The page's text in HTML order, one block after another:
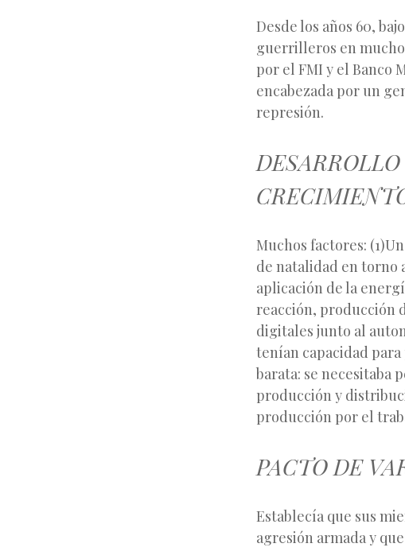
Desde los años 60,
guerrilleros en
por el FMI y el Banco
encabezada por un
represión.
Muchos factores:
de natalidad en torno
aplicación de la
reacción, producción
digitales junto al
tenían capacidad
barata: se necesitaba
producción y
producción por el
PACTO DE
Establecía que sus
agresión armada y